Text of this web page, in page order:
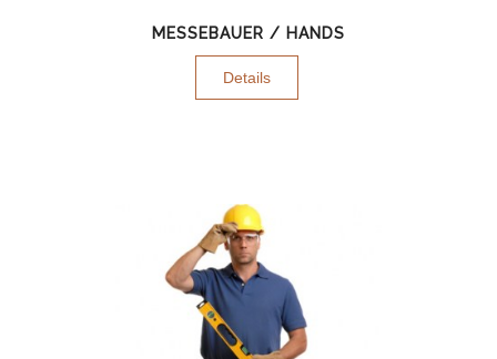
MESSEBAUER / HANDS
Details